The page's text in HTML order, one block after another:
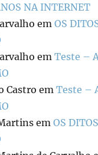
NA INTERNET
emOS
emTeste –
Castro emTeste –
emOS